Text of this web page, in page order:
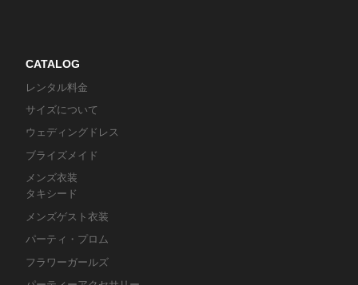
CATALOG
レンタル料金
サイズについて
ウェディングドレス
ブライズメイド
メンズ衣装
タキシード
メンズゲスト衣装
パーティ・プロム
フラワーガールズ